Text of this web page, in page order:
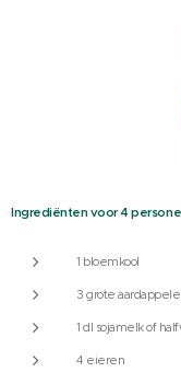
Ingrediënten voor 4
1 bloemkool
3 grote
1 dl sojamelk of
4 eieren